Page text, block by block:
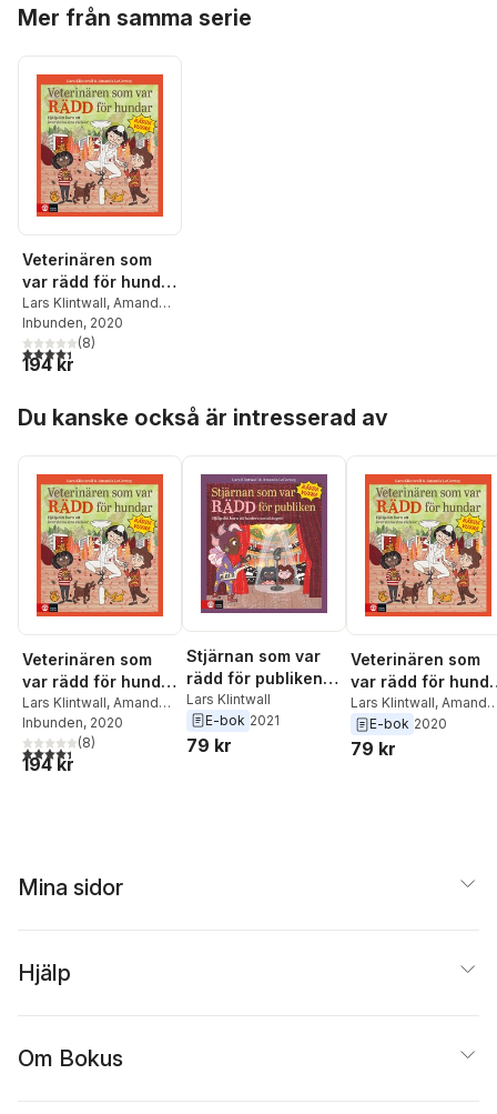
Killander,Ulrika Långh,
Strömberg,Klara
Wenneborg
Mer från samma serie
Veterinären som
var rädd för hundar
: hjälp ditt barn att
övervinna sina
rädslor
Lars Klintwall, Amanda
LeCorney
Inbunden, 2020
4,4utav 5 stjärnor. Totalt antal röster:
(8)
194 kr
Du kanske också är intresserad av
Veterinären som
var rädd för hundar
: hjälp ditt barn att
övervinna sina
rädslor
Lars Klintwall, Amanda
LeCorney
Inbunden, 2020
4,4utav 5 stjärnor. Totalt antal röster:
(8)
194 kr
Stjärnan som var
rädd för publiken :
hjälp ditt barn att
hantera social
ångest
Lars Klintwall
E-bok 2021
79 kr
Veterinären som
var rädd för
: hjälp ditt barn att
övervinna sina
rädslor
Lars Klintwall, Amanda
LeCorney
E-bok 2020
79 kr
Mina sidor
Hjälp
Om Bokus